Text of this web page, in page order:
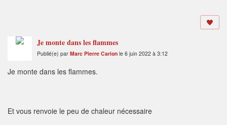
Je monte dans les flammes
Publié(e) par Marc Pierre Carion le 6 juin 2022 à 3:12
Je monte dans les flammes.
Et vous renvoie le peu de chaleur nécessaire